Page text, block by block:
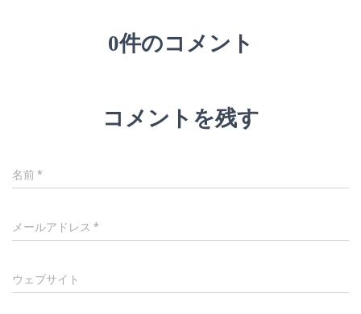
0件のコメント
コメントを残す
名前*
メールアドレス *
ウェブサイト